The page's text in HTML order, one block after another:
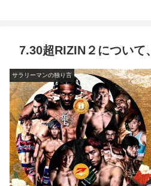
7.30超RIZIN２について
サラリーマンの独り言